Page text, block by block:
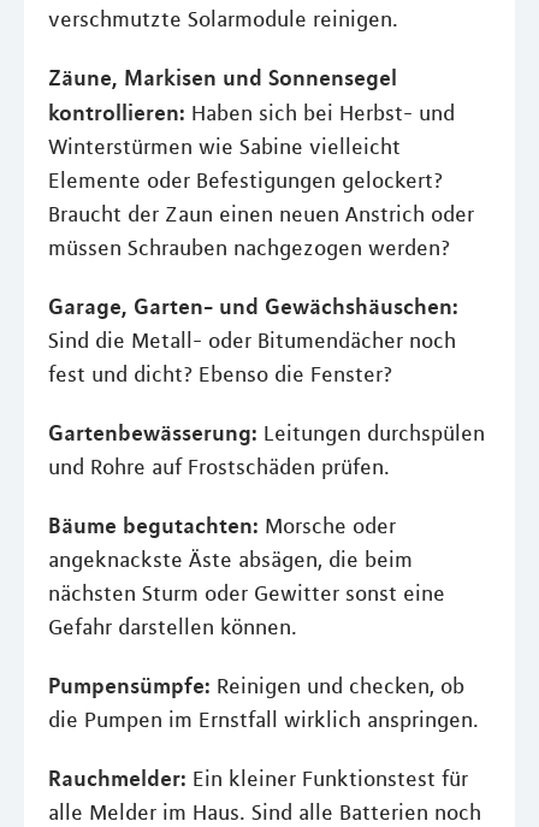
verschmutzte Solarmodule reinigen.
Zäune, Markisen und Sonnensegel
kontrollieren: Haben sich bei Herbst- und
Winterstürmen wie Sabine vielleicht
Elemente oder Befestigungen gelockert?
Braucht der Zaun einen neuen Anstrich oder
müssen Schrauben nachgezogen werden?
Garage, Garten- und Gewächshäuschen:
Sind die Metall- oder Bitumendächer noch
fest und dicht? Ebenso die Fenster?
Gartenbewässerung: Leitungen durchspülen
und Rohre auf Frostschäden prüfen.
Bäume begutachten: Morsche oder
angeknackste Äste absägen, die beim
nächsten Sturm oder Gewitter sonst eine
Gefahr darstellen können.
Pumpensümpfe: Reinigen und checken, ob
die Pumpen im Ernstfall wirklich anspringen.
Rauchmelder: Ein kleiner Funktionstest für
alle Melder im Haus. Sind alle Batterien noch